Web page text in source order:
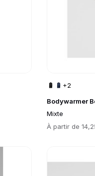
Bodywarmer
Mixte
Prix
À partir de
+2